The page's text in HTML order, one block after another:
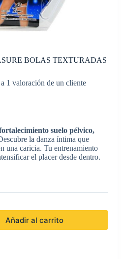
BOLAS TEXTURADAS
1 valoración de un cliente
suelo pélvico,
la danza íntima que
una caricia. Tu entrenamiento
el placer desde dentro.
Añadir al carrito